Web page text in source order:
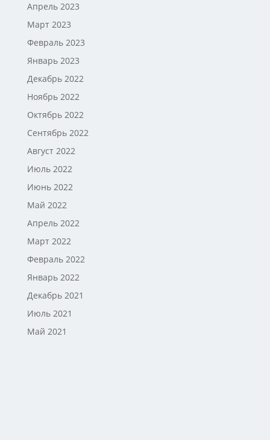
Апрель 2023
Март 2023
Февраль 2023
Январь 2023
Декабрь 2022
Ноябрь 2022
Октябрь 2022
Сентябрь 2022
Август 2022
Июль 2022
Июнь 2022
Май 2022
Апрель 2022
Март 2022
Февраль 2022
Январь 2022
Декабрь 2021
Июль 2021
Май 2021